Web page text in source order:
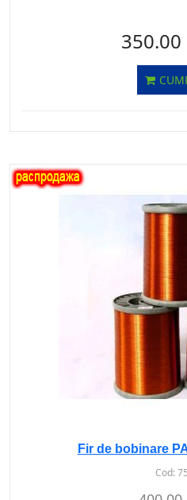
350.00
Fir de bobinare
Cod: